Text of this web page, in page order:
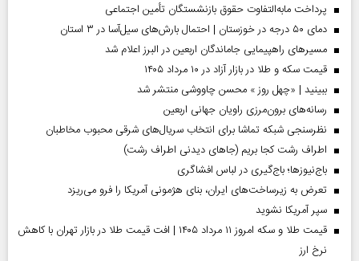
پرداخت مابه‌التفاوت حقوق بازنشستگان تأمین اجتماعی
دمای ۵۰ درجه در خوزستان | احتمال بارش‌های سیل‌آسا در ۳ استان
مسیر‌های راهپیمایی جاماندگان اربعین در البرز اعلام شد
قیمت سکه و طلا در بازار آزاد در ۱۰ مرداد ۱۴۰۵
ببینید | «چهل روز » محسن چاووشی منتشر شد
رسانه‌های برون‌مرزی راویان جهانی اربعین
نظرسنجی شبکه تماشا برای انتخاب سریال‌های شرقی محبوب مخاطبان
اطراف رشت کجا بریم (جاهای دیدنی اطراف رشت)
باج‌نیوزها؛ باج‌گیری در لباس افشاگری
تعرض به زیرساخت‌های ایران، بنای هژمونی آمریکا را فرو می‌ریزد
سپر آمریکا نشوید
قیمت طلا و سکه امروز ۱۱ مرداد ۱۴۰۵ | افت قیمت طلا در بازار تهران با کاهش
نرخ ارز